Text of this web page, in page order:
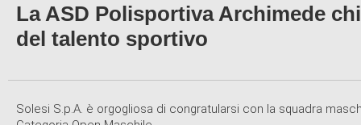
La ASD Polisportiva Archimede
del talento sportivo
Solesi S.p.A. è orgogliosa di congratularsi con la squadra